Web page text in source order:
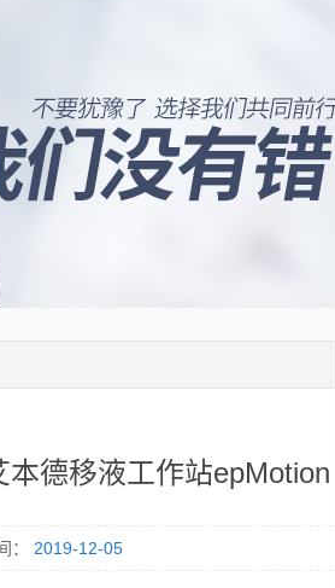
本德移液工作站epMotion
： 2019-12-05